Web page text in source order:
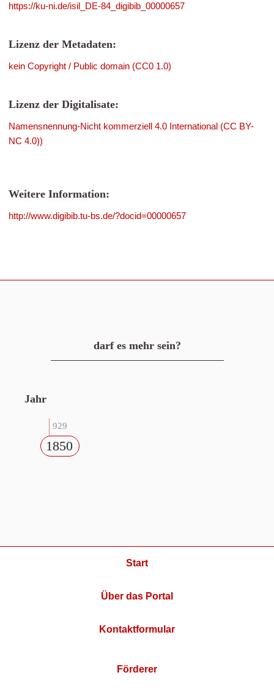
https://ku-ni.de/isil_DE-84_digibib_00000657
Lizenz der Metadaten:
kein Copyright / Public domain (CC0 1.0)
Lizenz der Digitalisate:
Namensnennung-Nicht kommerziell 4.0 International (CC BY-
NC 4.0))
Weitere Information:
http://www.digibib.tu-bs.de/?docid=00000657
darf es mehr sein?
Jahr
929
1850
Start
Über das Portal
Kontaktformular
Förderer